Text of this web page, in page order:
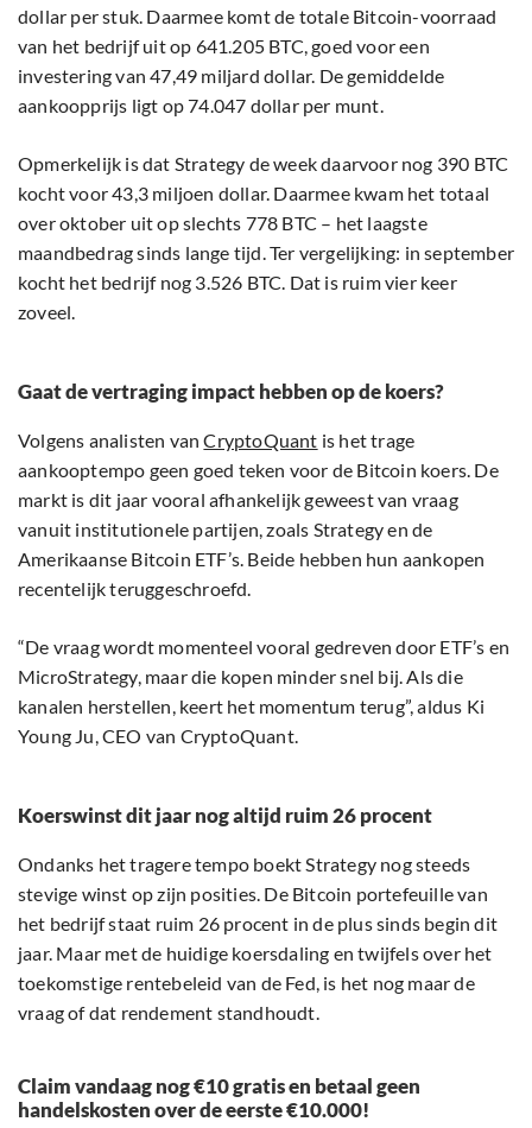
dollar per stuk. Daarmee komt de totale Bitcoin-voorraad
van het bedrijf uit op 641.205 BTC, goed voor een
investering van 47,49 miljard dollar. De gemiddelde
aankoopprijs ligt op 74.047 dollar per munt.
Opmerkelijk is dat Strategy de week daarvoor nog 390 BTC
kocht voor 43,3 miljoen dollar. Daarmee kwam het totaal
over oktober uit op slechts 778 BTC – het laagste
maandbedrag sinds lange tijd. Ter vergelijking: in september
kocht het bedrijf nog 3.526 BTC. Dat is ruim vier keer
zoveel.
Gaat de vertraging impact hebben op de koers?
Volgens analisten vanCryptoQuant is het trage
aankooptempo geen goed teken voor de Bitcoin koers. De
markt is dit jaar vooral afhankelijk geweest van vraag
vanuit institutionele partijen, zoals Strategy en de
Amerikaanse Bitcoin ETF’s. Beide hebben hun aankopen
recentelijk teruggeschroefd.
“De vraag wordt momenteel vooral gedreven door ETF’s en
MicroStrategy, maar die kopen minder snel bij. Als die
kanalen herstellen, keert het momentum terug”, aldus Ki
Young Ju, CEO van CryptoQuant.
Koerswinst dit jaar nog altijd ruim 26 procent
Ondanks het tragere tempo boekt Strategy nog steeds
stevige winst op zijn posities. De Bitcoin portefeuille van
het bedrijf staat ruim 26 procent in de plus sinds begin dit
jaar. Maar met de huidige koersdaling en twijfels over het
toekomstige rentebeleid van de Fed, is het nog maar de
vraag of dat rendement standhoudt.
Claim vandaag nog €10 gratis en betaal geen
handelskosten over de eerste €10.000!